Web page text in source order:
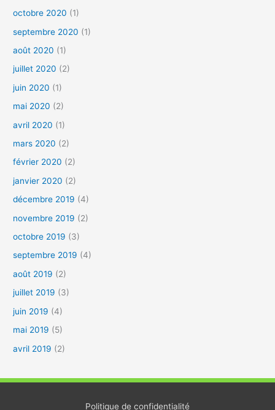
octobre 2020 (1)
septembre 2020 (1)
août 2020 (1)
juillet 2020 (2)
juin 2020 (1)
mai 2020 (2)
avril 2020 (1)
mars 2020 (2)
février 2020 (2)
janvier 2020 (2)
décembre 2019 (4)
novembre 2019 (2)
octobre 2019 (3)
septembre 2019 (4)
août 2019 (2)
juillet 2019 (3)
juin 2019 (4)
mai 2019 (5)
avril 2019 (2)
Politique de confidentialité